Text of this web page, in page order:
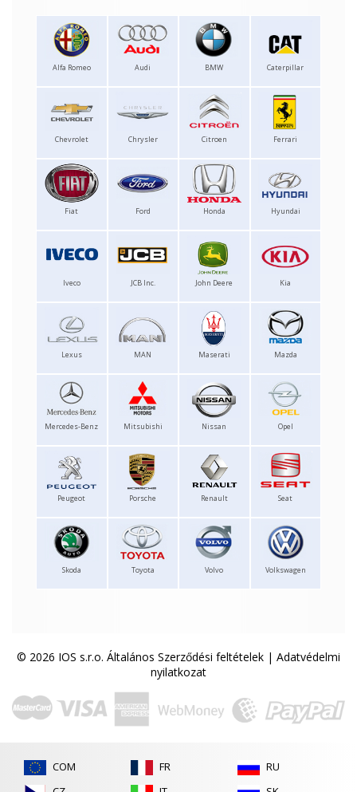
Alfa Romeo Audi BMW Caterpillar
Chevrolet Chrysler Citroen Ferrari
Fiat Ford Honda Hyundai
Iveco JCB Inc. John Deere Kia
Lexus MAN Maserati Mazda
Mercedes-Benz Mitsubishi Nissan Opel
Peugeot Porsche Renault Seat
Skoda Toyota Volvo Volkswagen
© 2026 IOS s.r.o. Általános Szerződési feltételek | Adatvédelmi
nyilatkozat
COM
FR
RU